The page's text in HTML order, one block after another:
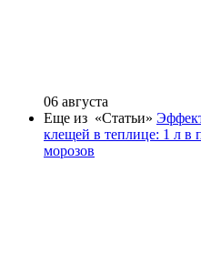
06 августа
Еще из «Статьи»
клещей в теплице: 1 л в
морозов